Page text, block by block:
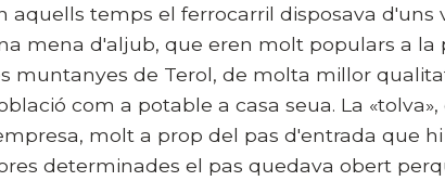
aquells temps el ferrocarril disposava
mena d'aljub, que eren molt populars a la
muntanyes de Terol, de molta millor
com a potable a casa seua. La
molt a prop del pas d'entrada que
determinades el pas quedava obert